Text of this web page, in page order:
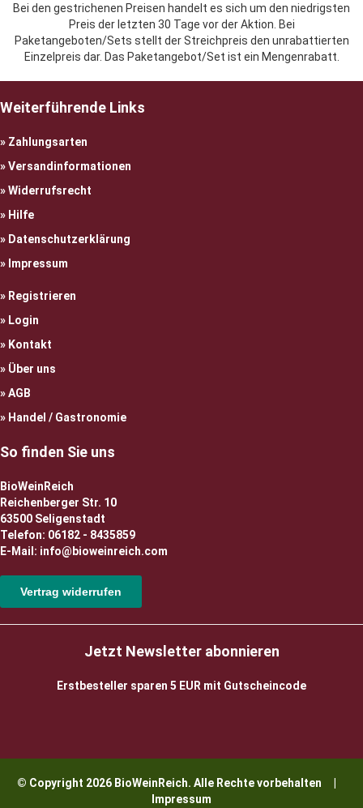
Bei den gestrichenen Preisen handelt es sich um den niedrigsten
Preis der letzten 30 Tage vor der Aktion. Bei
Paketangeboten/Sets stellt der Streichpreis den unrabattierten
Einzelpreis dar. Das Paketangebot/Set ist ein Mengenrabatt.
Weiterführende Links
Zahlungsarten
Versandinformationen
Widerrufsrecht
Hilfe
Datenschutzerklärung
Impressum
Registrieren
Login
Kontakt
Über uns
AGB
Handel / Gastronomie
So finden Sie uns
BioWeinReich
Reichenberger Str. 10
63500 Seligenstadt
Telefon: 06182 - 8435859
E-Mail: info@bioweinreich.com
Vertrag widerrufen
Jetzt Newsletter abonnieren
Erstbesteller sparen 5 EUR mit Gutscheincode
© Copyright 2026 BioWeinReich. Alle Rechte vorbehalten |
Impressum